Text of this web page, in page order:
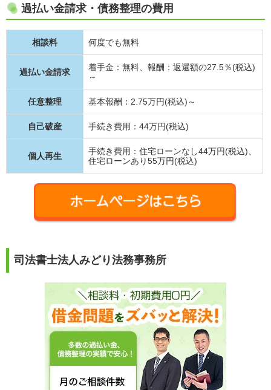
過払い金請求・債務整理の費用
相談料 何度でも無料
過払い金請求
着手金：無料、報酬：返還額の27.5％(税込)
～
任意整理 基本報酬：2.75万円(税込)～
自己破産 手続き費用：44万円(税込)
個人再生
手続き費用：住宅ローンなし44万円(税込)、
住宅ローンあり55万円(税込)
司法書士法人みどり法務事務所